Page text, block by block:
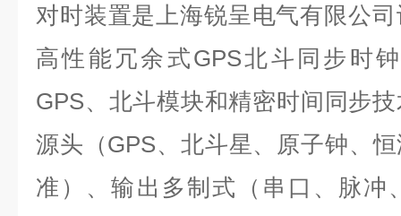
对时装置是上海锐呈电气有限公
高性能冗余式GPS北斗同步时
GPS、北斗模块和精密时间同步
源头（GPS、北斗星、原子钟、
准）、输出多制式（串口、脉冲